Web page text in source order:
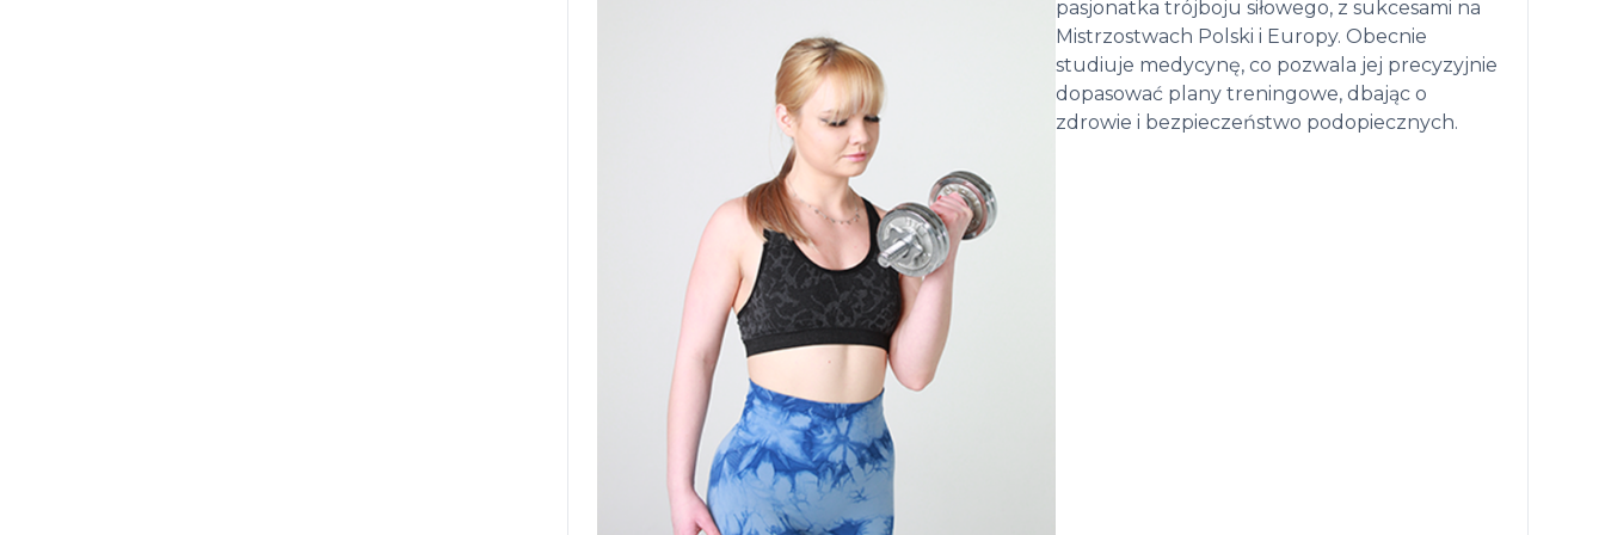
pasjonatka trójboju siłowego, z sukcesami na
Mistrzostwach Polski i Europy. Obecnie
studiuje medycynę, co pozwala jej precyzyjnie
dopasować plany treningowe, dbając o
zdrowie i bezpieczeństwo podopiecznych.